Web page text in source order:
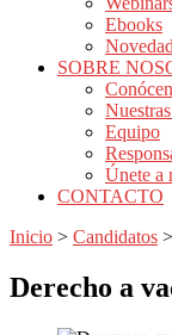
Ebooks
SOBRE
Equipo
Únete a
CONTACTO
Inicio > Candidatos >
Derecho a